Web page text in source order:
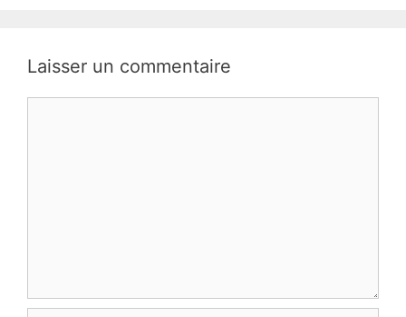
Laisser un commentaire